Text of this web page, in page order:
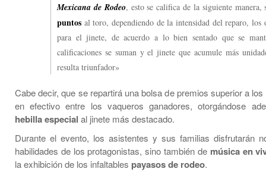
Mexicana de Rodeo, esto se califica de la siguiente manera,
puntos al toro, dependiendo de la intensidad del reparo, los
para el jinete, de acuerdo a lo bien sentado que se
calificaciones se suman y el jinete que acumule más
resulta triunfador»
Cabe decir, que se repartirá una bolsa de premios superior a los
en efectivo entre los vaqueros ganadores, otorgándose
hebilla especial al jinete más destacado.
Durante el evento, los asistentes y sus familias disfrutarán
habilidades de los protagonistas, sino también de música en
la exhibición de los infaltables payasos de rodeo.